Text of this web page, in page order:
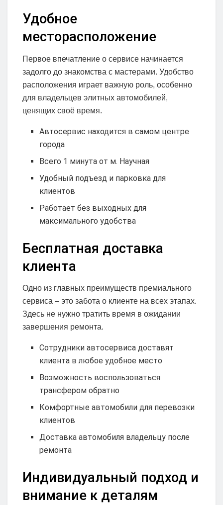
Удобное
месторасположение
Первое впечатление о сервисе начинается
задолго до знакомства с мастерами. Удобство
расположения играет важную роль, особенно
для владельцев элитных автомобилей,
ценящих своё время.
Автосервис находится в самом центре
города
Всего 1 минута от м. Научная
Удобный подъезд и парковка для
клиентов
Работает без выходных для
максимального удобства
Бесплатная доставка
клиента
Одно из главных преимуществ премиального
сервиса – это забота о клиенте на всех этапах.
Здесь не нужно тратить время в ожидании
завершения ремонта.
Сотрудники автосервиса доставят
клиента в любое удобное место
Возможность воспользоваться
трансфером обратно
Комфортные автомобили для перевозки
клиентов
Доставка автомобиля владельцу после
ремонта
Индивидуальный подход и
внимание к деталям